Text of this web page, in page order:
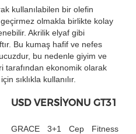
kullanılabilen bir olefin
olmakla birlikte kolay
Akrilik elyaf gibi
Bu kumaş hafif ve nefes
bu nedenle giyim ve
tarafından ekonomik olarak
sıklıkla kullanılır.
USD VERSİYONU GT31
GRACE 3+1 Cep Fitness